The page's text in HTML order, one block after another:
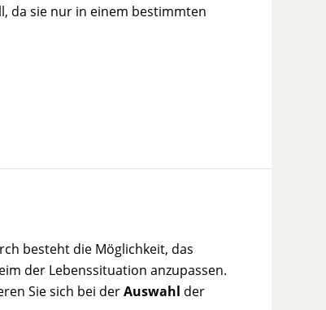
da sie nur in einem bestimmten
besteht die Möglichkeit, das
der Lebenssituation anzupassen.
Sie sich bei derAuswahl der